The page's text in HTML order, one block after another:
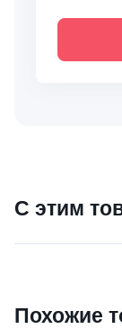
С этим
Похожие